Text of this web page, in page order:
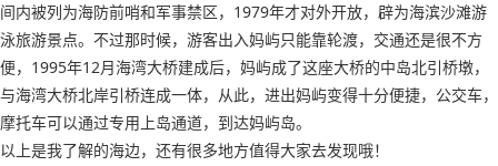
间内被列为海防前哨和军事禁区，1979年才对外开放，辟为海滨沙滩游
泳旅游景点。不过那时候，游客出入妈屿只能靠轮渡，交通还是很不方
便，1995年12月海湾大桥建成后，妈屿成了这座大桥的中岛北引桥墩，
与海湾大桥北岸引桥连成一体，从此，进出妈屿变得十分便捷，公交车，
摩托车可以通过专用上岛通道，到达妈屿岛。
以上是我了解的海边，还有很多地方值得大家去发现哦！